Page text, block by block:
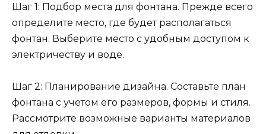
Шаг 1: Подбор места для фонтана. Прежде всего
определите место, где будет располагаться
фонтан. Выберите место с удобным доступом к
электричеству и воде.
Шаг 2: Планирование дизайна. Составьте план
фонтана с учетом его размеров, формы и стиля.
Рассмотрите возможные варианты материалов